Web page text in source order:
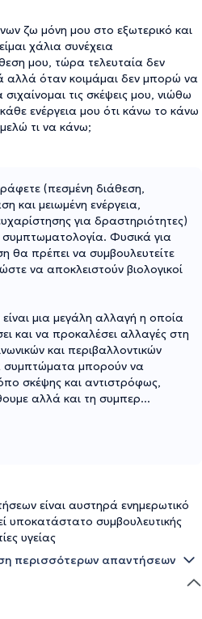
ζω μόνη μου στο εξωτερικό και
χάλια συνέχεια
μου, τώρα τελευταία δεν
όταν κοιμάμαι δεν μπορώ να
τις σκέψεις μου, νιώθω
ενέργεια μου ότι κάνω το κάνω
τι να κάνω;
(πεσμένη διάθεση,
και μειωμένη ενέργεια,
για δραστηριότητες)
Φυσικά για
θα πρέπει να συμβουλευτείτε
να αποκλειστούν βιολογικοί
μια μεγάλη αλλαγή η οποία
και να προκαλέσει αλλαγές στη
και περιβαλλοντικών
συμπτώματα μπορούν να
σκέψης και αντιστρόφως,
αλλά και τη συμπερ...
είναι αυστηρά ενημερωτικό
υποκατάστατο συμβουλευτικής
υγείας
περισσότερων απαντήσεων